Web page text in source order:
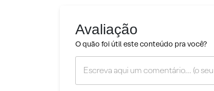
Avaliação
O quão foi útil este conteúdo pra você?